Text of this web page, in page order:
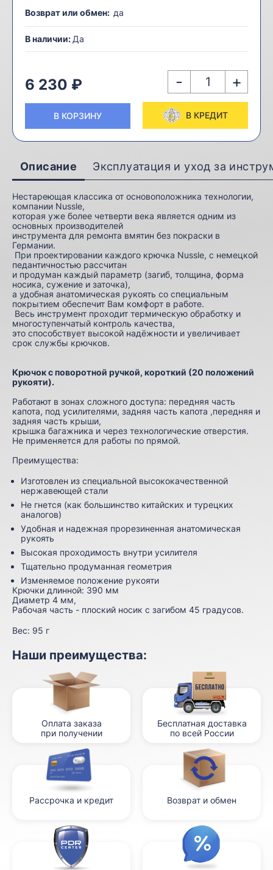
Возврат или обмен: да
В наличии: Да
6 230 ₽ - +
В КОРЗИНУ В КРЕДИТ
Описание Эксплуатация и уход за
Нестареющая классика от основоположника технологии,
компании Nussle,
которая уже более четверти века является одним из
основных производителей
инструмента для ремонта вмятин без покраски в
Германии.
При проектировании каждого крючка Nussle, с немецкой
педантичностью рассчитан
и продуман каждый параметр (загиб, толщина, форма
носика, сужение и заточка),
а удобная анатомическая рукоять со специальным
покрытием обеспечит Вам комфорт в работе.
Весь инструмент проходит термическую обработку и
многоступенчатый контроль качества,
это способствует высокой надёжности и увеличивает
срок службы крючков.
Крючок с поворотной ручкой, короткий (20 положений
рукояти).
Работают в зонах сложного доступа: передняя часть
капота, под усилителями, задняя часть капота ,передняя и
задняя часть крыши,
крышка багажника и через технологические отверстия.
Не применяется для работы по прямой.
Преимущества:
Изготовлен из специальной высококачественной
нержавеющей стали
Не гнется (как большинство китайских и турецких
аналогов)
Удобная и надежная прорезиненная анатомическая
рукоять
Высокая проходимость внутри усилителя
Тщательно продуманная геометрия
Изменяемое положение рукояти
Крючки длинной: 390 мм
Диаметр 4 мм,
Рабочая часть - плоский носик с загибом 45 градусов.
Вес: 95 г
Наши преимущества:
Оплата заказа
при получении
Бесплатная доставка
по всей России
Рассрочка и кредит Возврат и обмен